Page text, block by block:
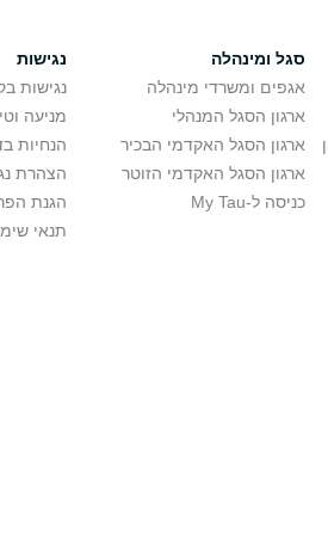
סגל ומינהלה
אגפים ומשרדי מינהלה
ארגון הסגל המנהלי
ארגון הסגל האקדמי הבכיר
ארגון הסגל האקדמי הזוטר
כניסה ל-My Tau
נגישות
נגישות
מניעה
הנחיות
הצהרת
הגנת
תנאי